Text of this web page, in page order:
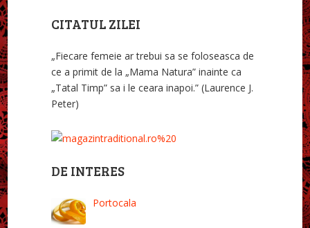
CITATUL ZILEI
„Fiecare femeie ar trebui sa se foloseasca de
ce a primit de la „Mama Natura” inainte ca
„Tatal Timp” sa i le ceara inapoi.” (Laurence J.
Peter)
DE INTERES
Portocala